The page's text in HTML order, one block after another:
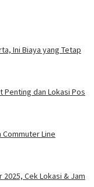
Ini Biaya yang Tetap
Penting dan Lokasi Pos
Commuter Line
Cek Lokasi & Jam